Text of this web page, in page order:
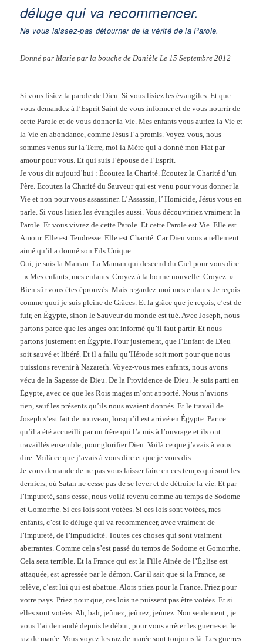
déluge qui va recommencer.
Ne vous laissez-pas détourner de la vérité de la Parole.
Donné par Marie par la bouche de Danièle Le 15 Septembre 2012
Si vous lisiez la parole de Dieu. Si vous lisiez les évangiles. Et que
vous demandez à l’Esprit Saint de vous informer et de vous nourrir de
cette Parole et de vous donner la Vie. Mes enfants vous auriez la Vie et
la Vie en abondance, comme Jésus l’a promis. Voyez-vous, nous
sommes venus sur la Terre, moi la Mère qui a donné mon Fiat par
amour pour vous. Et qui suis l’épouse de l’Esprit.
Je vous dit aujourd’hui : Écoutez la Charité. Écoutez la Charité d’un
Père. Ecoutez la Charité du Sauveur qui est venu pour vous donner la
Vie et non pour vous assassiner. L’Assassin, l’ Homicide, Jésus vous en
parle. Si vous lisiez les évangiles aussi. Vous découvririez vraiment la
Parole. Et vous vivrez de cette Parole. Et cette Parole est Vie. Elle est
Amour. Elle est Tendresse. Elle est Charité. Car Dieu vous a tellement
aimé qu’il a donné son Fils Unique.
Oui, je suis la Maman. La Maman qui descend du Ciel pour vous dire
: « Mes enfants, mes enfants. Croyez à la bonne nouvelle. Croyez. »
Bien sûr vous êtes éprouvés. Mais regardez-moi mes enfants. Je reçois
comme quoi je suis pleine de Grâces. Et la grâce que je reçois, c’est de
fuir, en Égypte, sinon le Sauveur du monde est tué. Avec Joseph, nous
partons parce que les anges ont informé qu’il faut partir. Et nous
partons justement en Égypte. Pour justement, que l’Enfant de Dieu
soit sauvé et libéré. Et il a fallu qu’Hérode soit mort pour que nous
puissions revenir à Nazareth. Voyez-vous mes enfants, nous avons
vécu de la Sagesse de Dieu. De la Providence de Dieu. Je suis parti en
Égypte, avec ce que les Rois mages m’ont apporté. Nous n’avions
rien, sauf les présents qu’ils nous avaient donnés. Et le travail de
Joseph s’est fait de nouveau, lorsqu’il est arrivé en Égypte. Par ce
qu’il a été accueilli par un frère qui l’a mis à l’ouvrage et ils ont
travaillés ensemble, pour glorifier Dieu. Voilà ce que j’avais à vous
dire. Voilà ce que j’avais à vous dire et que je vous dis.
Je vous demande de ne pas vous laisser faire en ces temps qui sont les
derniers, où Satan ne cesse pas de se lever et de détruire la vie. Et par
l’impureté, sans cesse, nous voilà revenu comme au temps de Sodome
et Gomorrhe. Si ces lois sont votées. Si ces lois sont votées, mes
enfants, c’est le déluge qui va recommencer, avec vraiment de
l’impureté, de l’impudicité. Toutes ces choses qui sont vraiment
aberrantes. Comme cela s’est passé du temps de Sodome et Gomorrhe.
Cela sera terrible. Et la France qui est la Fille Ainée de l’Église est
attaquée, est agressée par le démon. Car il sait que si la France, se
relève, c’est lui qui est abattue. Alors priez pour la France. Priez pour
votre pays. Priez pour que, ces lois ne puissent pas être votées. Et si
elles sont votées. Ah, bah, jeûnez, jeûnez, jeûnez. Non seulement , je
vous l’ai demandé depuis le début, pour vous arrêter les guerres et le
raz de marée. Vous voyez les raz de marée sont toujours là. Les guerres